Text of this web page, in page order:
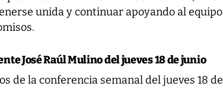
unida y continuar apoyando al equipo
José Raúl Mulino del jueves 18 de junio
de la conferencia semanal del jueves 18 de